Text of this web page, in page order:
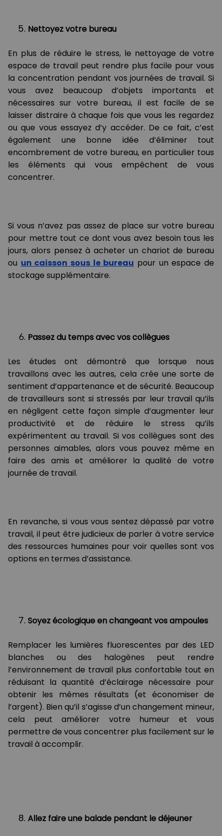
Nettoyez votre bureau
En plus de réduire le stress, le nettoyage de votre
espace de travail peut rendre plus facile pour vous
la concentration pendant vos journées de travail. Si
vous avez beaucoup d’objets importants et
nécessaires sur votre bureau, il est facile de se
laisser distraire à chaque fois que vous les regardez
ou que vous essayez d’y accéder. De ce fait, c’est
également une bonne idée d’éliminer tout
encombrement de votre bureau, en particulier tous
les éléments qui vous empêchent de vous
concentrer.
Si vous n’avez pas assez de place sur votre bureau
pour mettre tout ce dont vous avez besoin tous les
jours, alors pensez à acheter un chariot de bureau
ou un caisson sous le bureau pour un espace de
stockage supplémentaire.
Passez du temps avec vos collègues
Les études ont démontré que lorsque nous
travaillons avec les autres, cela crée une sorte de
sentiment d’appartenance et de sécurité. Beaucoup
de travailleurs sont si stressés par leur travail qu’ils
en négligent cette façon simple d’augmenter leur
productivité et de réduire le stress qu’ils
expérimentent au travail. Si vos collègues sont des
personnes aimables, alors vous pouvez même en
faire des amis et améliorer la qualité de votre
journée de travail.
En revanche, si vous vous sentez dépassé par votre
travail, il peut être judicieux de parler à votre service
des ressources humaines pour voir quelles sont vos
options en termes d’assistance.
Soyez écologique en changeant vos ampoules
Remplacer les lumières fluorescentes par des LED
blanches ou des halogènes peut rendre
l’environnement de travail plus confortable tout en
réduisant la quantité d’éclairage nécessaire pour
obtenir les mêmes résultats (et économiser de
l’argent). Bien qu’il s’agisse d’un changement mineur,
cela peut améliorer votre humeur et vous
permettre de vous concentrer plus facilement sur le
travail à accomplir.
Allez faire une balade pendant le déjeuner